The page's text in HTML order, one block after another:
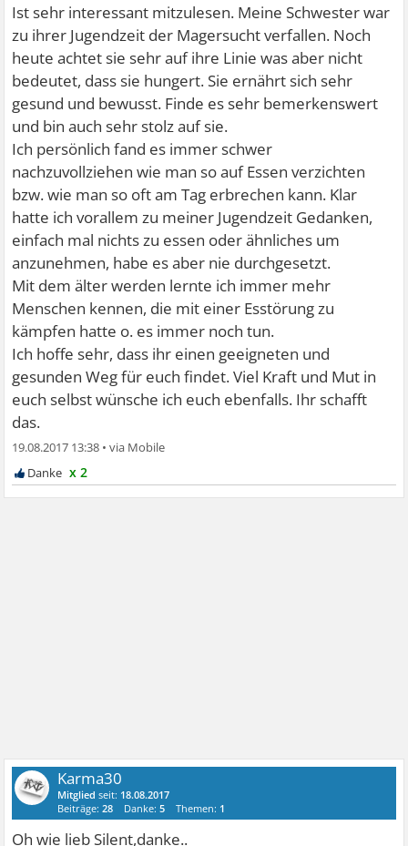
Ist sehr interessant mitzulesen. Meine Schwester war
zu ihrer Jugendzeit der Magersucht verfallen. Noch
heute achtet sie sehr auf ihre Linie was aber nicht
bedeutet, dass sie hungert. Sie ernährt sich sehr
gesund und bewusst. Finde es sehr bemerkenswert
und bin auch sehr stolz auf sie.
Ich persönlich fand es immer schwer
nachzuvollziehen wie man so auf Essen verzichten
bzw. wie man so oft am Tag erbrechen kann. Klar
hatte ich vorallem zu meiner Jugendzeit Gedanken,
einfach mal nichts zu essen oder ähnliches um
anzunehmen, habe es aber nie durchgesetzt.
Mit dem älter werden lernte ich immer mehr
Menschen kennen, die mit einer Esstörung zu
kämpfen hatte o. es immer noch tun.
Ich hoffe sehr, dass ihr einen geeigneten und
gesunden Weg für euch findet. Viel Kraft und Mut in
euch selbst wünsche ich euch ebenfalls. Ihr schafft
das.
19.08.2017 13:38 •
x 2
Karma30
Mitglied seit: 18.08.2017
Beiträge:28 Danke:5 Themen: 1
Oh wie lieb Silent,danke..